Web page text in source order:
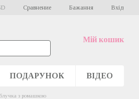
Сравнение Бажання Вхід
Мій кошик
ПОДАРУНОК ВІДЕО
з ромашкою